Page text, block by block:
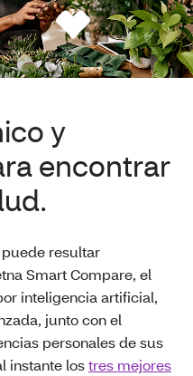
y
encontrar
resultar
Smart Compare, el
inteligencia artificial,
junto con el
personales de sus
instante lostres mejores